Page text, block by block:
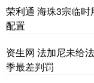
荣利通 海珠3宗临
配置
资生网 法加尼未给
季最差判罚